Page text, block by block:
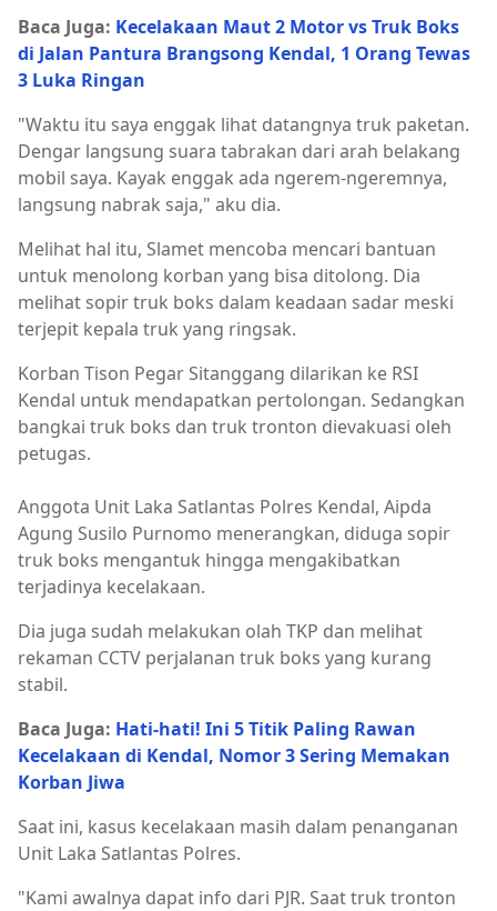
Baca Juga: Kecelakaan Maut 2 Motor vs Truk Boks
di Jalan Pantura Brangsong Kendal, 1 Orang Tewas
3 Luka Ringan
"Waktu itu saya enggak lihat datangnya truk paketan.
Dengar langsung suara tabrakan dari arah belakang
mobil saya. Kayak enggak ada ngerem-ngeremnya,
langsung nabrak saja," aku dia.
Melihat hal itu, Slamet mencoba mencari bantuan
untuk menolong korban yang bisa ditolong. Dia
melihat sopir truk boks dalam keadaan sadar meski
terjepit kepala truk yang ringsak.
Korban Tison Pegar Sitanggang dilarikan ke RSI
Kendal untuk mendapatkan pertolongan. Sedangkan
bangkai truk boks dan truk tronton dievakuasi oleh
petugas.
Anggota Unit Laka Satlantas Polres Kendal, Aipda
Agung Susilo Purnomo menerangkan, diduga sopir
truk boks mengantuk hingga mengakibatkan
terjadinya kecelakaan.
Dia juga sudah melakukan olah TKP dan melihat
rekaman CCTV perjalanan truk boks yang kurang
stabil.
Baca Juga: Hati-hati! Ini 5 Titik Paling Rawan
Kecelakaan di Kendal, Nomor 3 Sering Memakan
Korban Jiwa
Saat ini, kasus kecelakaan masih dalam penanganan
Unit Laka Satlantas Polres.
"Kami awalnya dapat info dari PJR. Saat truk tronton